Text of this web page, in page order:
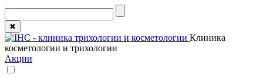
✖
Клиника
косметологии и трихологии
Акции